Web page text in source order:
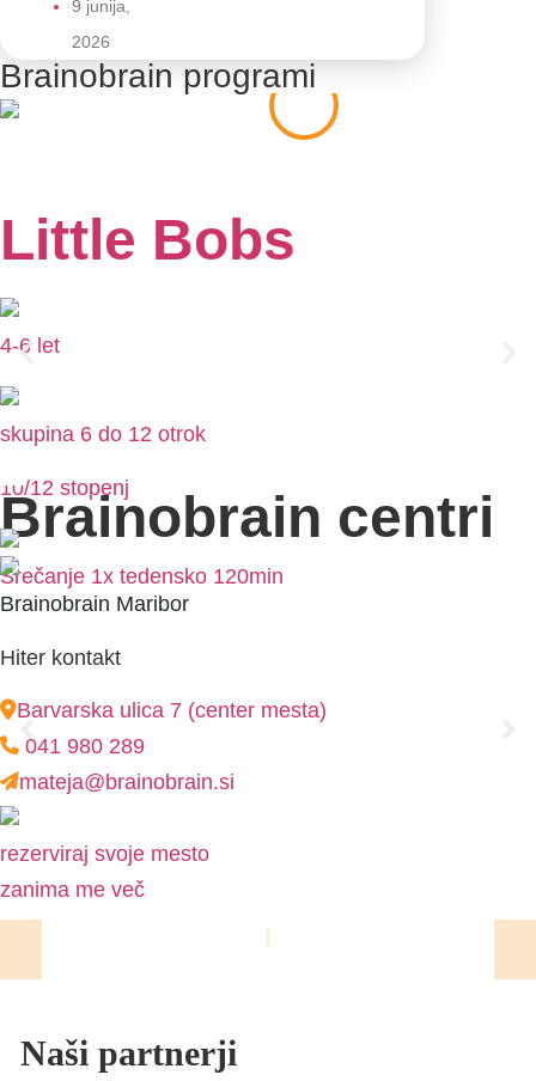
9 junija,
2026
Brainobrain programi
Little Bobs
4-6 let
skupina 6 do 12 otrok
10/12 stopenj
Srečanje 1x tedensko 120min
Brainobrain centri
Brainobrain Maribor
Hiter kontakt
Barvarska ulica 7 (center mesta)
041 980 289
mateja@brainobrain.si
rezerviraj svoje mesto
zanima me več
Naši partnerji